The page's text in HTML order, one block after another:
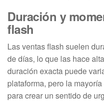
Duración y
flash
Las ventas flash suelen
de días, lo que las hace
duración exacta puede
plataforma, pero la
para crear un sentido de